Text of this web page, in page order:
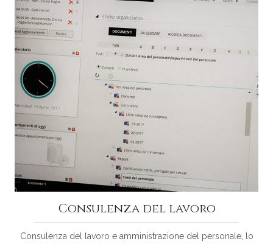
Consulenza del lavoro
Consulenza del lavoro e amministrazione del personale, lo